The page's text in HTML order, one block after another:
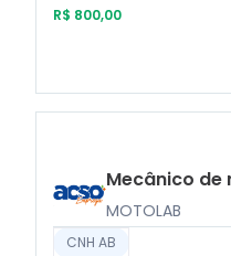
R$ 800,00
Mecânico de
MOTOLAB
CNH AB